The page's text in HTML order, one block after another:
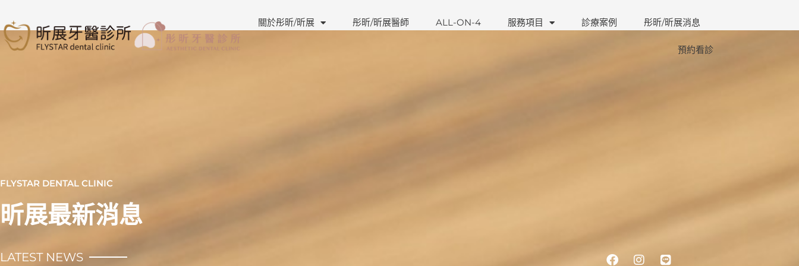
主
關於彤昕/昕展 彤昕/昕展醫師 ALL-ON-4 服務項目 診療案例 彤昕/昕展消息
預約看診
FLYSTAR DENTAL CLINIC
昕展最新消息
LATEST NEWS Facebook
Instagram
Line